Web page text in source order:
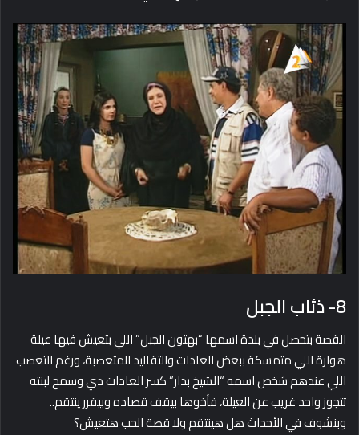
8- ذئاب الجبل
القصة بتحصل في بلدة اسمها “بهتون الجبل” اللي بتعيش فيها عيلة
هوارة اللي متمسكة ببعض العادات والتقاليد المتعصبة، ورغم التعصب
اللي عندهم شخص اسمه “الشيخ بدار” كسر العادات دي وسمح لبنته
تتجوز واحد غريب عن العيلة، فأخوها بيقف قصاده وبيقرر ينتقم..
وبنشوف في الأحداث هل هينتقم ولا قصة الحب هتعيش؟